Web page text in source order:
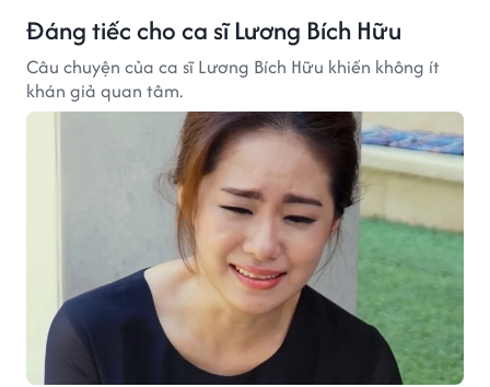
Đáng tiếc cho ca sĩ Lương Bích Hữu
Câu chuyện của ca sĩ Lương Bích Hữu khiến không ít
khán giả quan tâm.